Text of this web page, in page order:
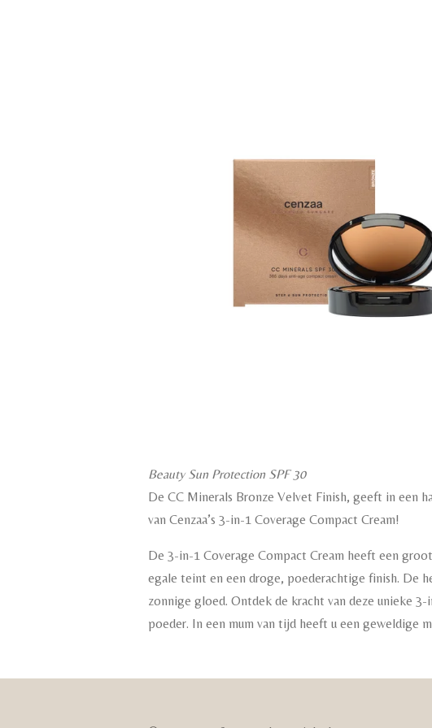
Beauty Sun Protection SPF 30
De CC Minerals Bronze Velvet Finish, geeft in een
van Cenzaa’s 3-in-1 Coverage Compact Cream!
De 3-in-1 Coverage Compact Cream heeft een
egale teint en een droge, poederachtige finish. De
zonnige gloed. Ontdek de kracht van deze unieke
poeder. In een mum van tijd heeft u een geweldige